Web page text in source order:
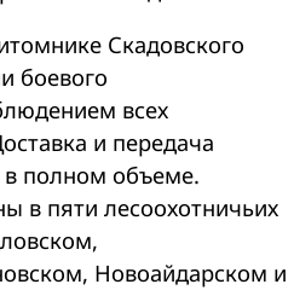
Скадовского
боевого
всех
и передача
полном объеме.
в пяти лесоохотничьих
Новоайдарском и